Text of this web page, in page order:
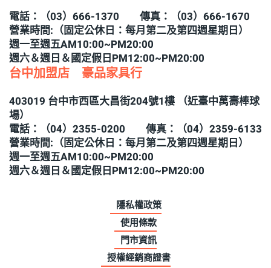
電話：（03）666-1370 傳真：（03）666-1670
營業時間:（固定公休日：每月第二及第四週星期日）
週一至週五AM10:00~PM20:00
週六＆週日＆國定假日PM12:00~PM20:00
台中加盟店 豪品家具行
403019 台中市西區大昌街204號1樓 （近臺中萬壽棒球
場）
電話：（04）2355-0200 傳真：（04）2359-6133
營業時間:（固定公休日：每月第二及第四週星期日）
週一至週五AM10:00~PM20:00
週六＆週日＆國定假日PM12:00~PM20:00
隱私權政策
使用條款
門市資訊
授權經銷商證書